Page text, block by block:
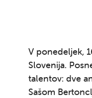
V ponedeljek,
Slovenija.
talentov: dve
Sašom